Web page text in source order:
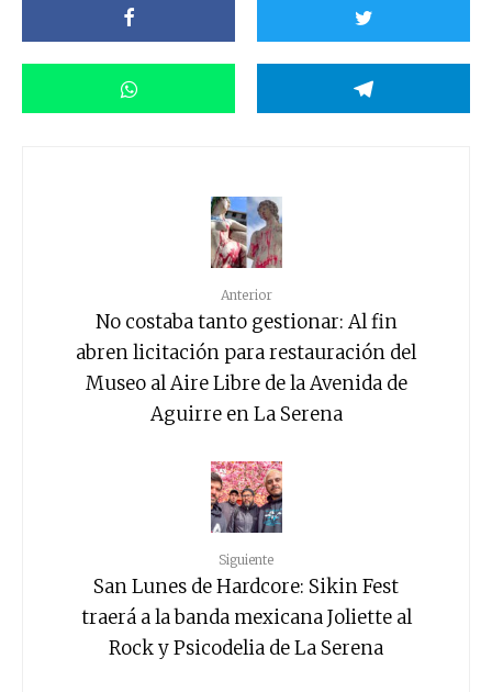
Anterior
No costaba tanto gestionar: Al fin
abren licitación para restauración del
Museo al Aire Libre de la Avenida de
Aguirre en La Serena
Siguiente
San Lunes de Hardcore: Sikin Fest
traerá a la banda mexicana Joliette al
Rock y Psicodelia de La Serena